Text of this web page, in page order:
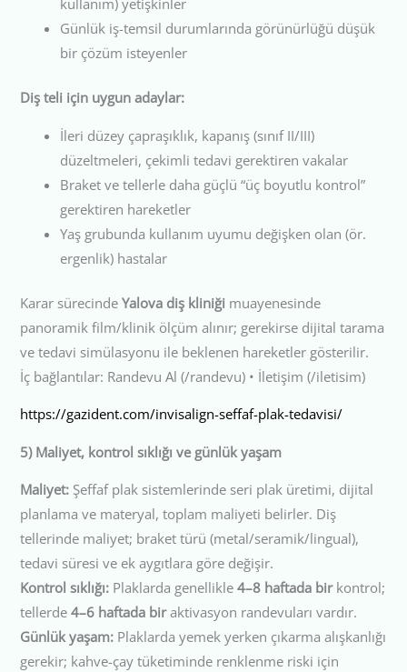
kullanım) yetişkinler
Günlük iş-temsil durumlarında görünürlüğü düşük
bir çözüm isteyenler
Diş teli için uygun adaylar:
İleri düzey çapraşıklık, kapanış (sınıf II/III)
düzeltmeleri, çekimli tedavi gerektiren vakalar
Braket ve tellerle daha güçlü “üç boyutlu kontrol”
gerektiren hareketler
Yaş grubunda kullanım uyumu değişken olan (ör.
ergenlik) hastalar
Karar sürecindeYalova diş kliniği muayenesinde
panoramik film/klinik ölçüm alınır; gerekirse dijital tarama
ve tedavi simülasyonu ile beklenen hareketler gösterilir.
İç bağlantılar: Randevu Al (/randevu) • İletişim (/iletisim)
https://gazident.com/invisalign-seffaf-plak-tedavisi/
5) Maliyet, kontrol sıklığı ve günlük yaşam
Maliyet: Şeffaf plak sistemlerinde seri plak üretimi, dijital
planlama ve materyal, toplam maliyeti belirler. Diş
tellerinde maliyet; braket türü (metal/seramik/lingual),
tedavi süresi ve ek aygıtlara göre değişir.
Kontrol sıklığı: Plaklarda genellikle4–8 haftada birkontrol;
tellerde4–6 haftada biraktivasyon randevuları vardır.
Günlük yaşam: Plaklarda yemek yerken çıkarma alışkanlığı
gerekir; kahve-çay tüketiminde renklenme riski için